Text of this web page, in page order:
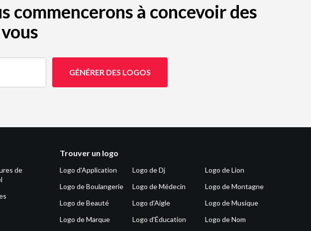
commencerons à concevoir des
GÉNÉRER DES LOGOS
de
Trouver un logo
Logo d'Application
Logo de Boulangerie
Logo de Beauté
Logo de Marque
Logo de Dj
Logo de Médecin
Logo d'Aigle
Logo d'Éducation
Logo de Lion
Logo de Montagne
Logo de Musique
Logo de Nom